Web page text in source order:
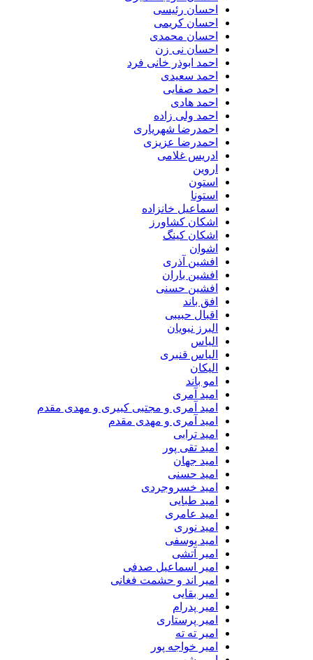
احسان رئیسی
احسان کریمی
احسان محمدی
احسان نی زن
احمد ابوذر خانی فرد
احمد سعیدی
احمد صفایی
احمد هادی
احمد ولی زاده
احمدرضا شهریاری
احمدرضا عزیزی
ادریس غلامی
اروین
استون
استونا
اسماعیل خانزاده
اشکان کشاورز
اشکان کینگ
اشوان
افشین آذری
افشین باران
افشین حسنی
افق باند
اقبال حبیبی
البرز نبویان
الیاس
الیاس قنبرى
الیکان
امو باند
امید آمری
امید آمری و مجتبی کبیری و مهدى مقدم
امید آمری و مهدی مقدم
امید ترابی
امید تقی پور
امید جهان
امید حسنی
امید خسروجردی
امید طبایی
امید عامری
امید نوری
امید یوسفی
امیر آتشی
امیر اسماعیل صدفی
امیر اند و حشمت فغانی
امیر بقایی
امیر پدرام
امیر پرستاری
امیر ته ته
امیر خواجه پور